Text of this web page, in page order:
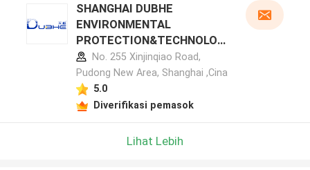
SHANGHAI DUBHE
ENVIRONMENTAL
PROTECTION&TECHNOLOG
Y CO.,LTD profil pabrikan
No. 255 Xinjinqiao Road,
Pudong New Area, Shanghai ,Cina
5.0
Diverifikasi pemasok
Lihat Lebih